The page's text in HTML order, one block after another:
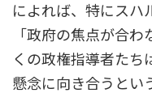
によれば、特にスハ
「政府の焦点が合
くの政権指導者たち
懸念に向き合うとい